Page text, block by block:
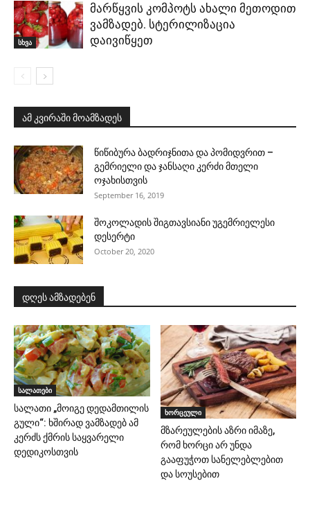
სხვა
მარწყვის კომპოტს ახალი მეთოდით
ვამზადებ. სტერილიზაცია
დაივიწყეთ
ამ კვირაში მოამზადეს
წიწიბურა ბადრიჯნითა და პომიდვრით –
გემრიელი და ჯანსაღი კერძი მთელი
ოჯახისთვის
September 16, 2019
შოკოლადის შიგთავსიანი უგემრიელესი
დესერტი
October 20, 2020
დღეს ამზადებენ
სალათები
სალათი „მოიგე დედამთილის
გული“: ხშირად ვამზადებ ამ
კერძს ქმრის საყვარელი
დედიკოსთვის
ხორცეული
მზარეულების აზრი იმაზე,
რომ ხორცი არ უნდა
გააფუჭოთ სანელებლებით
და სოუსებით